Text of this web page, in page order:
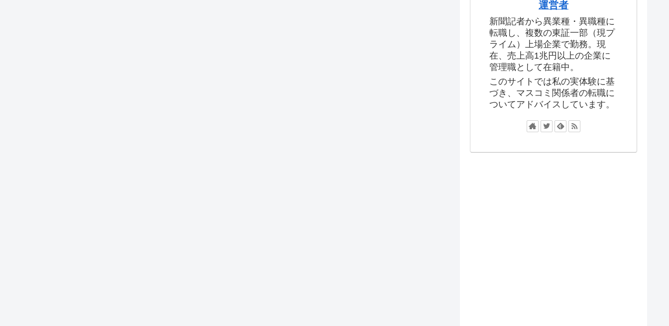
運営者
新聞記者から異業種・異職種に
転職し、複数の東証一部（現プ
ライム）上場企業で勤務。現
在、売上高1兆円以上の企業に
管理職として在籍中。
このサイトでは私の実体験に基
づき、マスコミ関係者の転職に
ついてアドバイスしています。